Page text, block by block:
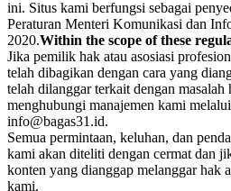
ini. Situs kami berfungsi sebagai
Peraturan Menteri Komunikasi dan
2020.Within the scope of these
Jika pemilik hak atau asosiasi
telah dibagikan dengan cara yang
telah dilanggar terkait dengan
menghubungi manajemen kami
info@bagas31.id.
Semua permintaan, keluhan, dan
kami akan diteliti dengan cermat dan
konten yang dianggap melanggar hak
kami.